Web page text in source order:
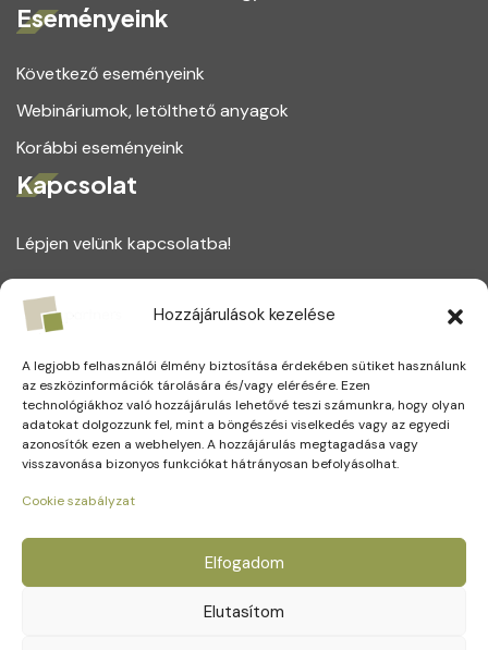
Hozzájárulások kezelése
A legjobb felhasználói élmény biztosítása érdekében sütiket használunk
az eszközinformációk tárolására és/vagy elérésére. Ezen
technológiákhoz való hozzájárulás lehetővé teszi számunkra, hogy olyan
adatokat dolgozzunk fel, mint a böngészési viselkedés vagy az egyedi
azonosítók ezen a webhelyen. A hozzájárulás megtagadása vagy
visszavonása bizonyos funkciókat hátrányosan befolyásolhat.
Cookie szabályzat
Elfogadom
Elutasítom
Eseményeink
Következő eseményeink
Webináriumok, letölthető anyagok
Korábbi eseményeink
Kapcsolat
Lépjen velünk kapcsolatba!
1164 Budapest, Magtár utca 75.
+(36) 1 221 5123
info@partners.hu
Social Media